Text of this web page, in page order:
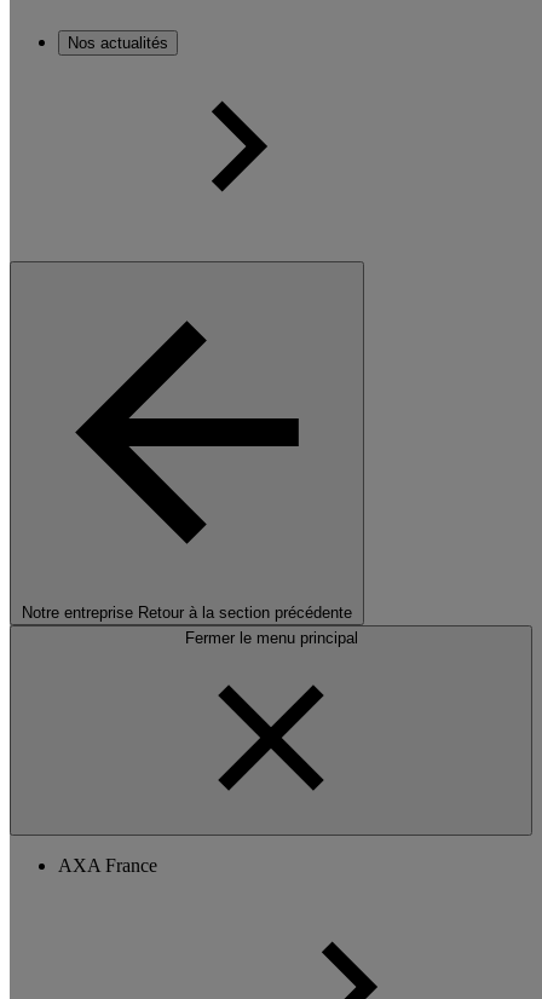
Nos actualités
Notre entreprise Retour à la section précédente
Fermer le menu principal
AXA France